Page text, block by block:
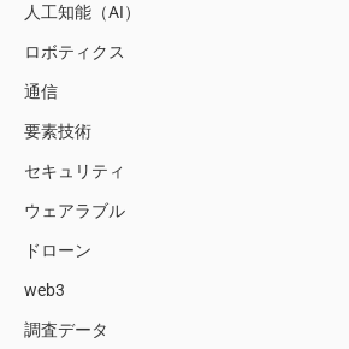
人工知能（AI）
ロボティクス
通信
要素技術
セキュリティ
ウェアラブル
ドローン
web3
調査データ